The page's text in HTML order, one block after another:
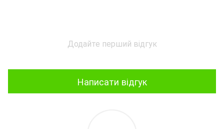
Додайте перший відгук
Написати відгук